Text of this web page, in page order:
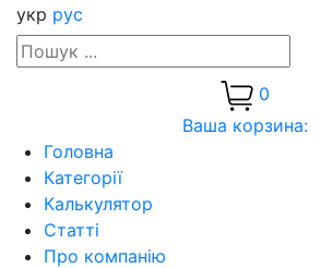
укр рус
0
Ваша корзина:
Головна
Категорії
Калькулятор
Статті
Про компанію